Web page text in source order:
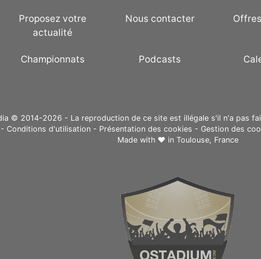
Proposez votre
actualité
Nous contacter
Championnats Podcasts
© 2014-2026 - La reproduction de ce site est illégale s'il n'a pas
- Conditions d'utilisation - Présentation des cookies - Gestion des
Made with ❤ in Toulouse, France